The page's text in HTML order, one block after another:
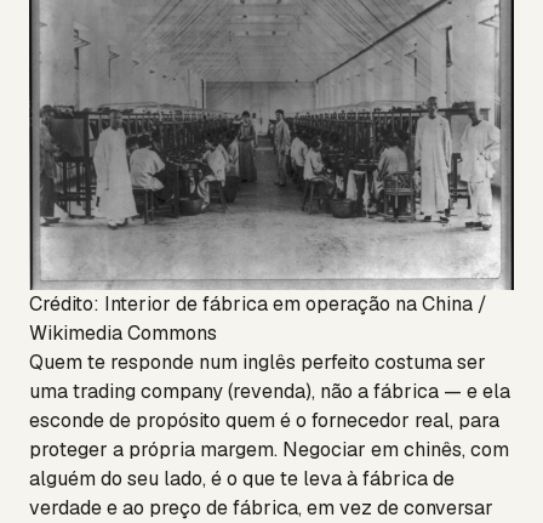
Crédito: Interior de fábrica em operação na China /
Wikimedia Commons
Quem te responde num inglês perfeito costuma ser
uma trading company (revenda), não a fábrica — e ela
esconde de propósito quem é o fornecedor real, para
proteger a própria margem. Negociar em chinês, com
alguém do seu lado, é o que te leva à fábrica de
verdade e ao preço de fábrica, em vez de conversar